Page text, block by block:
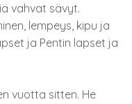
vahvat sävyt.
lempeys, kipu ja
ja Pentin lapset ja
vuotta sitten. He